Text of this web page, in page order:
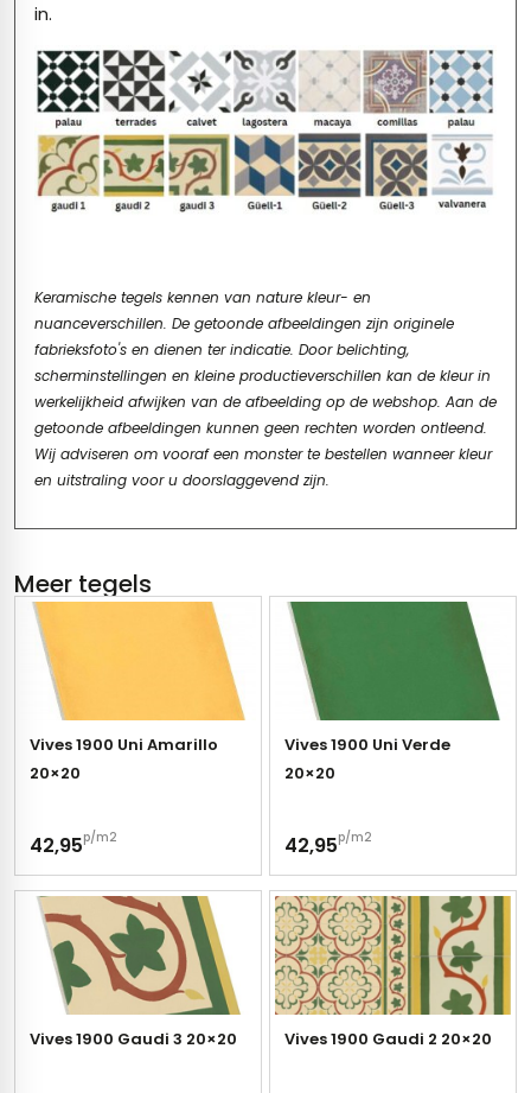
in.
Keramische tegels kennen van nature kleur- en
nuanceverschillen. De getoonde afbeeldingen zijn originele
fabrieksfoto's en dienen ter indicatie. Door belichting,
scherminstellingen en kleine productieverschillen kan de kleur in
werkelijkheid afwijken van de afbeelding op de webshop. Aan de
getoonde afbeeldingen kunnen geen rechten worden ontleend.
Wij adviseren om vooraf een monster te bestellen wanneer kleur
en uitstraling voor u doorslaggevend zijn.
Meer tegels
Vives 1900 Uni Amarillo
20×20
42,95p/m2
Vives 1900 Uni Verde
20×20
42,95p/m2
Vives 1900 Gaudi 3 20×20 Vives 1900 Gaudi 2 20×20